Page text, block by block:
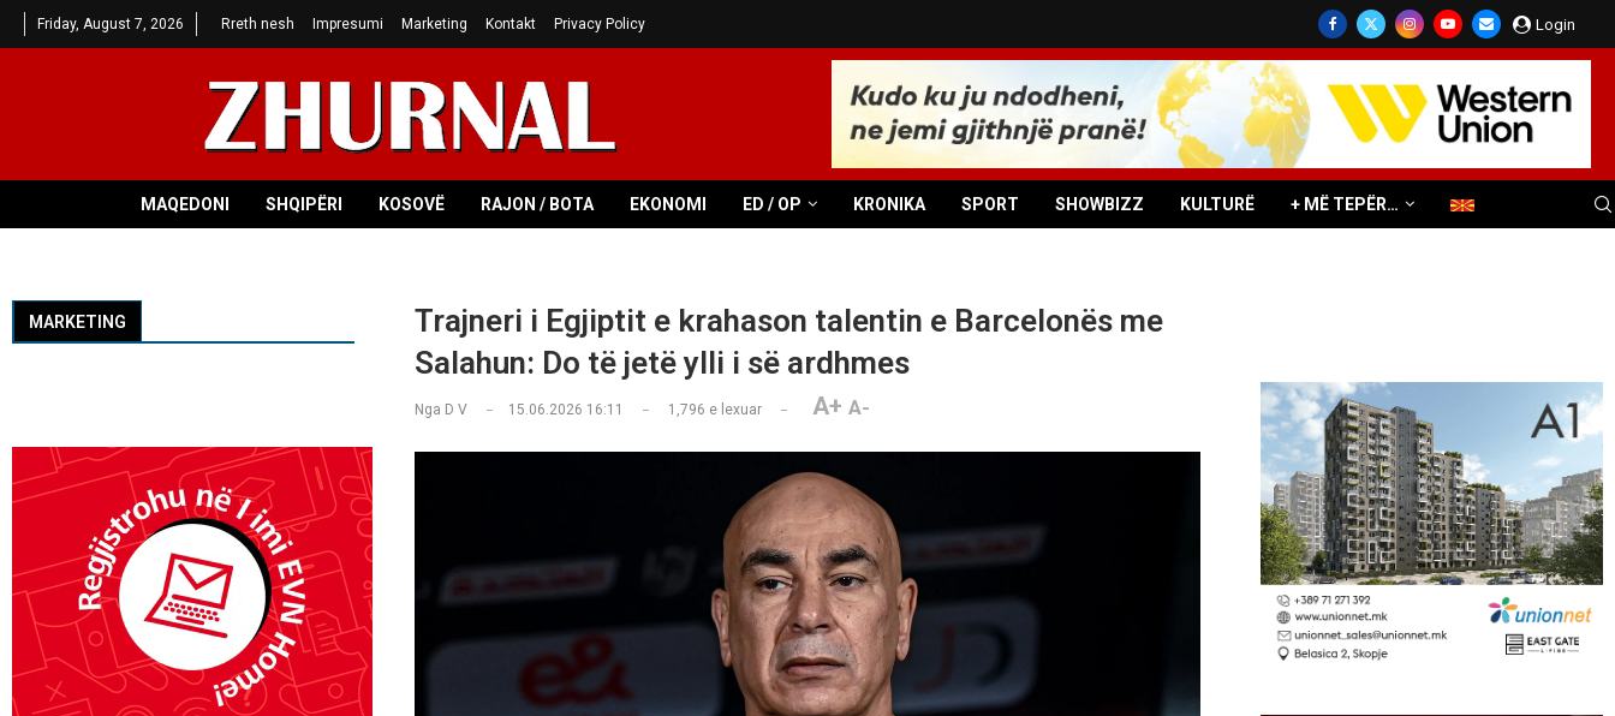
Friday, August 7, 2026 Rreth nesh Impresumi Marketing Kontakt Privacy Policy Login
MAQEDONI SHQIPËRI KOSOVË RAJON / BOTA EKONOMI ED / OP KRONIKA SPORT SHOWBIZZ KULTURË + MË TEPËR…
Trajneri i Egjiptit e krahason talentin e Barcelonës me
Salahun: Do të jetë ylli i së ardhmes
Nga D V 15.06.2026 16:11 1,796 e lexuar A+ A-
MARKETING